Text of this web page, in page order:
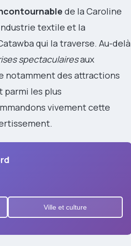
de la Caroline
textile et la
qui la traverse. Au-delà
spectaculairesaux
notamment des attractions
parmi les plus
vivement cette
Ville et culture